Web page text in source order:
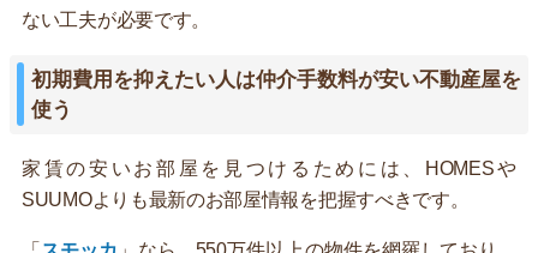
ない工夫が必要です。
初期費用を抑えたい人は仲介手数料が安い不動産屋を
使う
家賃の安いお部屋を見つけるためには、HOMESや
SUUMOよりも最新のお部屋情報を把握すべきです。